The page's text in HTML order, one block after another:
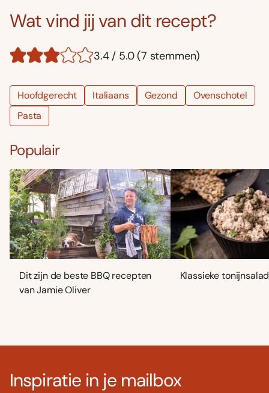
Wat vind jij van dit recept?
3.4 / 5.0 (7 stemmen)
Hoofdgerecht Italiaans Gezond
Ovenschotel
Pasta
Populair
Dit zijn de beste BBQ recepten
van Jamie Oliver
Klassieke
Inspiratie in je mailbox